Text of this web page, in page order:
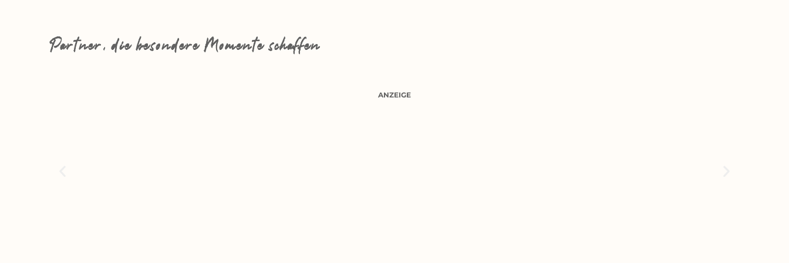
Partner, die besondere Momente schaffen
ANZEIGE